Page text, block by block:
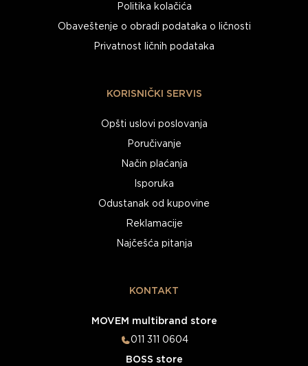
Politika kolačića
Obaveštenje o obradi podataka o ličnosti
Privatnost ličnih podataka
KORISNIČKI SERVIS
Opšti uslovi poslovanja
Poručivanje
Način plaćanja
Isporuka
Odustanak od kupovine
Reklamacije
Najčešća pitanja
KONTAKT
MOVEM multibrand store
011 311 0604
BOSS store